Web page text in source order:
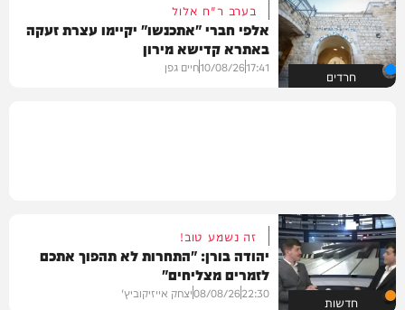
חרדים
בערב ר"ח אלול
אלפי חברי "אתכנשו" יקיימו עצרת זעקה
באתרא קדישא מירון
17:41
10/08/26חיים גפן
חדשות
זה נשמע טוב!
יהודה בורן: "התחרות לא תהפוך אתכם
לזמרים מצליחים"
22:30
08/08/26יצחק אייזיקוביץ'